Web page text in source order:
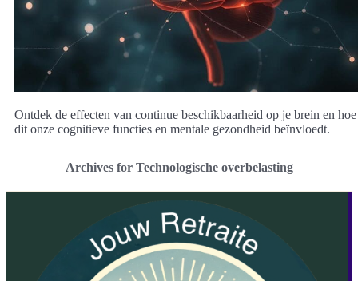
Ontdek de effecten van continue beschikbaarheid op je brein en hoe
dit onze cognitieve functies en mentale gezondheid beïnvloedt.
Archives for Technologische overbelasting